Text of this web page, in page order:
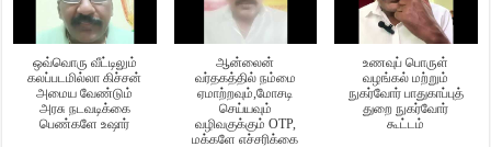
ஒவ்வொரு வீட்டிலும்
கலப்படமில்லா கிச்சன்
அமைய வேண்டும்
அரசு நடவடிக்கை
பெண்களே உஷார்
ஆன்லைன்
வர்தகத்தில் நம்மை
ஏமாற்றவும்,மோசடி
செய்யவும்
வழிவகுக்கும் OTP,
மக்களே எச்சரிக்கை
உணவுப் பொருள்
வழங்கல் மற்றும்
நுகர்வோர் பாதுகாப்புத்
துறை நுகர்வோர்
கூட்டம்